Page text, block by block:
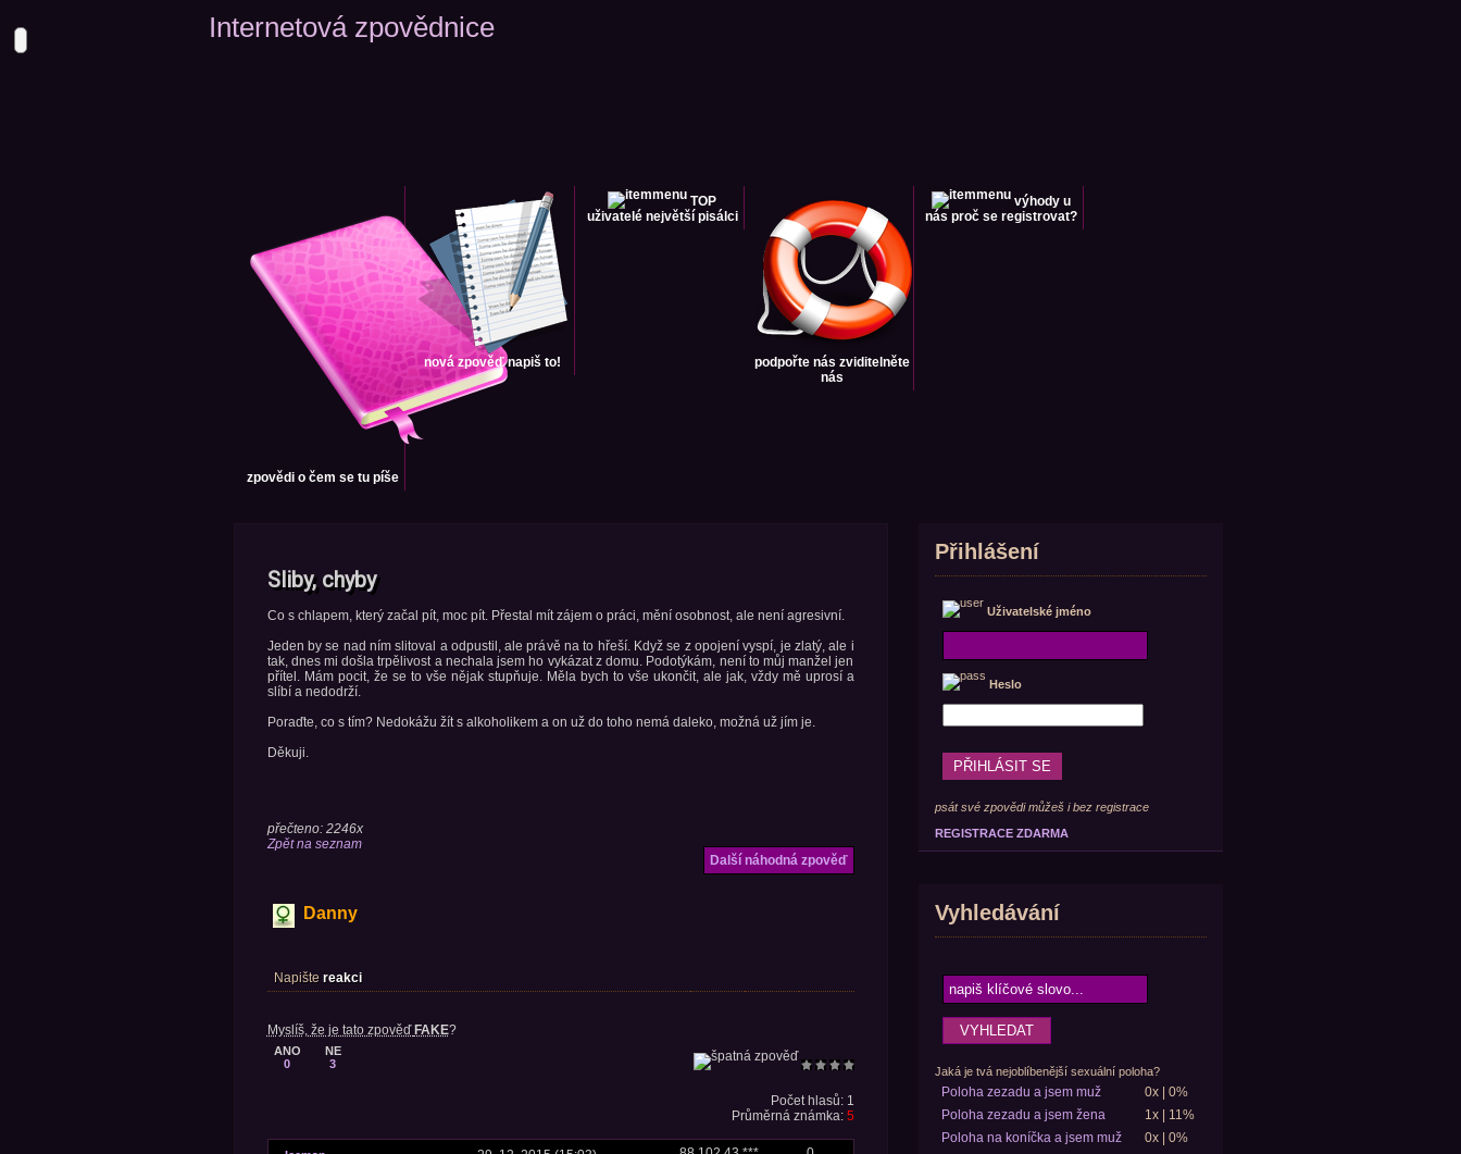
Internetová zpovědnice
zpovědi o čem se tu píše
nová zpověď napiš to!
TOP
uživatelé největší pisálci
podpořte nás zviditelněte
nás
výhody u
nás proč se registrovat?
Sliby, chyby
Co s chlapem, který začal pít, moc pít. Přestal mít zájem o práci, mění osobnost, ale není agresivní.
Jeden by se nad ním slitoval a odpustil, ale právě na to hřeší. Když se z opojení vyspí, je zlatý, ale i
tak, dnes mi došla trpělivost a nechala jsem ho vykázat z domu. Podotýkám, není to můj manžel jen
přítel. Mám pocit, že se to vše nějak stupňuje. Měla bych to vše ukončit, ale jak, vždy mě uprosí a
slíbí a nedodrží.
Poraďte, co s tím? Nedokážu žít s alkoholikem a on už do toho nemá daleko, možná už jím je.
Děkuji.
přečteno: 2246x
Zpět na seznam
Další náhodná zpověď
Danny
Napište reakci
Myslíš, že je tato zpověďFAKE?
ANO
0
NE
3
Počet hlasů: 1
Průměrná známka: 5
Přihlášení
Uživatelské jméno
Heslo
psát své zpovědi můžeš i bez registrace
REGISTRACE ZDARMA
Vyhledávání
Jaká je tvá nejoblíbenější sexuální poloha?
Poloha zezadu a jsem muž
0x | 0%
Poloha zezadu a jsem žena
1x | 11%
Poloha na koníčka a jsem muž
0x | 0%